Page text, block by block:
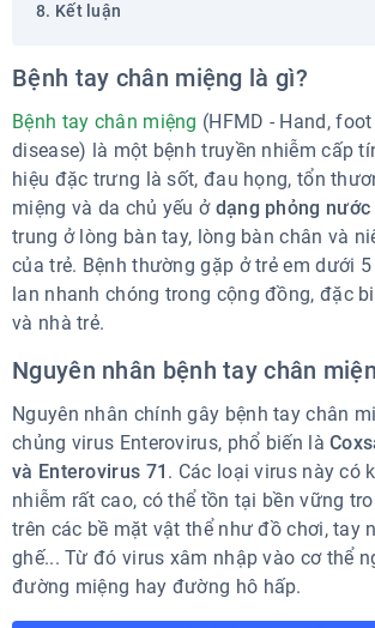
Kết luận
Bệnh tay chân miệng là gì?
Bệnh tay chân miệng (HFMD - Hand,
disease) là một bệnh truyền nhiễm cấp
hiệu đặc trưng là sốt, đau họng, tổn
miệng và da chủ yếu ở dạng phỏng nước
trung ở lòng bàn tay, lòng bàn chân và
của trẻ. Bệnh thường gặp ở trẻ em dưới
lan nhanh chóng trong cộng đồng, đặc
và nhà trẻ.
Nguyên nhân bệnh tay chân
Nguyên nhân chính gây bệnh tay chân
chủng virus Enterovirus, phổ biến là
và Enterovirus 71 . Các loại virus này có
nhiễm rất cao, có thể tồn tại bền vững
trên các bề mặt vật thể như đồ chơi, tay
ghế... Từ đó virus xâm nhập vào cơ thể
đường miệng hay đường hô hấp.